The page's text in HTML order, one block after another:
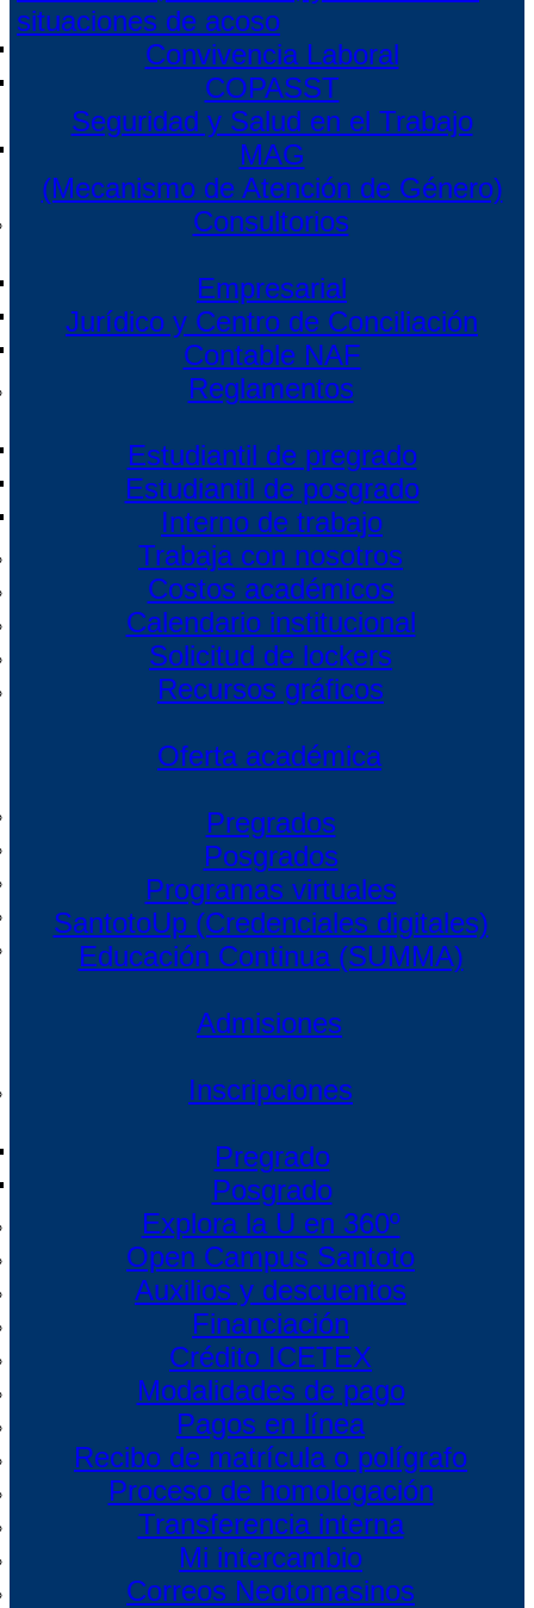
situaciones de acoso
Convivencia Laboral
COPASST
Seguridad y Salud en el Trabajo
MAG
(Mecanismo de Atención de Género)
Consultorios
Empresarial
Jurídico y Centro de Conciliación
Contable NAF
Reglamentos
Estudiantil de pregrado
Estudiantil de posgrado
Interno de trabajo
Trabaja con nosotros
Costos académicos
Calendario institucional
Solicitud de lockers
Recursos gráficos
Oferta académica
Pregrados
Posgrados
Programas virtuales
SantotoUp (Credenciales digitales)
Educación Continua (SUMMA)
Admisiones
Inscripciones
Pregrado
Posgrado
Explora la U en 360º
Open Campus Santoto
Auxilios y descuentos
Financiación
Crédito ICETEX
Modalidades de pago
Pagos en línea
Recibo de matrícula o polígrafo
Proceso de homologación
Transferencia interna
Mi intercambio
Correos Neotomasinos